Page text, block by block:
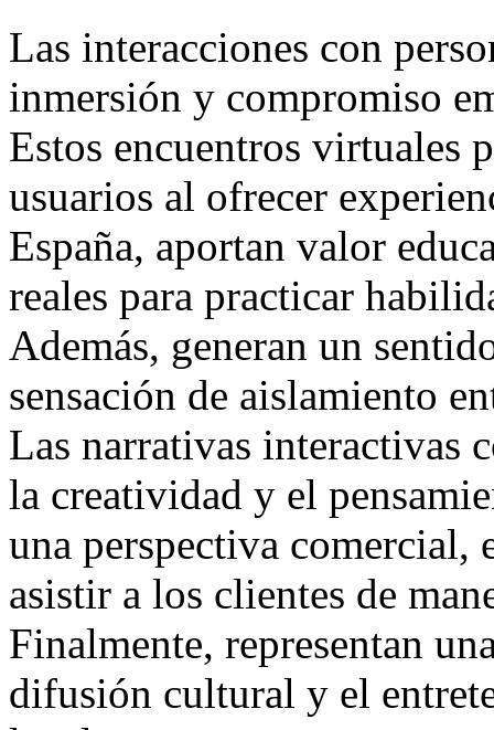
Las interacciones con
inmersión y compromiso
Estos encuentros virtuales
usuarios al ofrecer
España, aportan valor
reales para practicar
Además, generan un
sensación de aislamiento
Las narrativas interactivas
la creatividad y el
una perspectiva comercial,
asistir a los clientes de
Finalmente, representan
difusión cultural y el